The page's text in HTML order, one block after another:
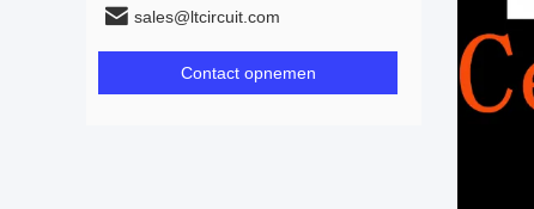
sales@ltcircuit.com
Contact opnemen